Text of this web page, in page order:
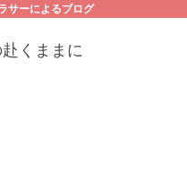
サーによるブログ
くままに